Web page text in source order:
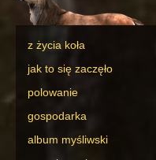
z życia koła
jak to się zaczęło
polowanie
gospodarka
album myśliwski